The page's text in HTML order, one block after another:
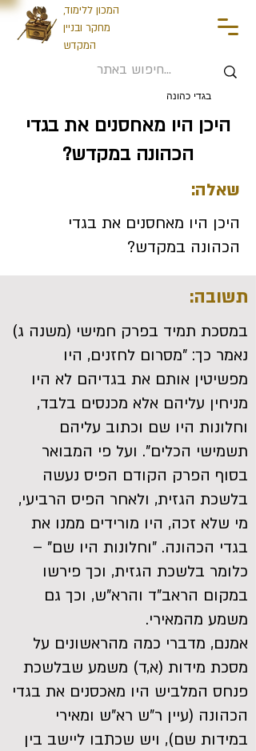
המכון ללימוד,
מחקר ובניין
המקדש
בגדי כהונה
היכן היו מאחסנים את בגדי
הכהונה במקדש?
שאלה:
היכן היו מאחסנים את בגדי
הכהונה במקדש?
תשובה:
במסכת תמיד בפרק חמישי (משנה ג)
נאמר כך: "מסרום לחזנים, היו
מפשיטין אותם את בגדיהם לא היו
מניחין עליהם אלא מכנסים בלבד,
וחלונות היו שם וכתוב עליהם
תשמישי הכלים". ועל פי המבואר
בסוף הפרק הקודם הפיס נעשה
בלשכת הגזית, ולאחר הפיס הרביעי,
מי שלא זכה, היו מורידים ממנו את
בגדי הכהונה. "וחלונות היו שם" –
כלומר בלשכת הגזית, וכך פירשו
במקום הראב"ד והרא"ש, וכך גם
משמע מהמאירי.
אמנם, מדברי כמה מהראשונים על
מסכת מידות (א,ד) משמע שבלשכת
פנחס המלביש היו מאכסנים את בגדי
הכהונה (עיין ר"ש רא"ש ומאירי
במידות שם), ויש שכתבו ליישב בין